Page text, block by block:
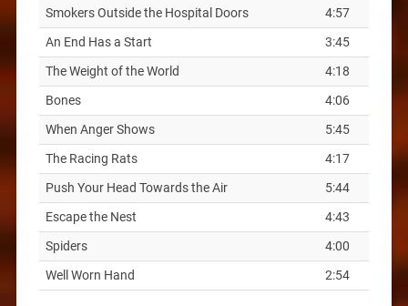
Smokers Outside the Hospital Doors
4:57
An End Has a Start
3:45
The Weight of the World
4:18
Bones
4:06
When Anger Shows
5:45
The Racing Rats
4:17
Push Your Head Towards the Air
5:44
Escape the Nest
4:43
Spiders
4:00
Well Worn Hand
2:54